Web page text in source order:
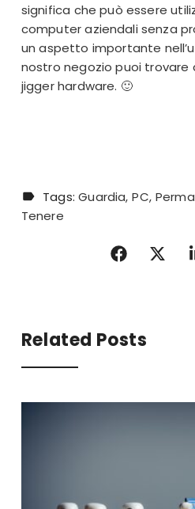
significa che può essere
computer aziendali senza
un aspetto importante
nostro negozio puoi trovare
jigger hardware. 🙂
Tags:Guardia PC
Tenere
Related Posts